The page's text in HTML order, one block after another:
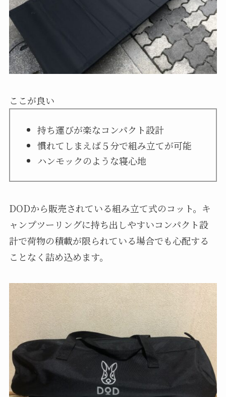
ここが良い
持ち運びが楽なコンパクト設計
慣れてしまえば５分で組み立てが可能
ハンモックのような寝心地
DODから販売されている組み立て式のコット。キ
ャンプツーリングに持ち出しやすいコンパクト設
計で荷物の積載が限られている場合でも心配する
ことなく詰め込めます。